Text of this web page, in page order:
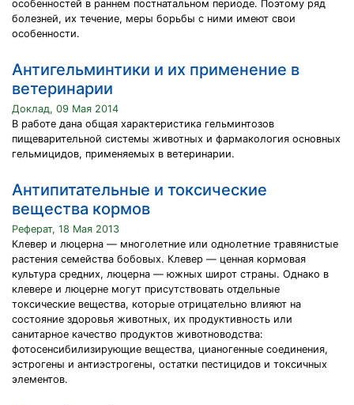
особенностей в раннем постнатальном периоде. Поэтому ряд
болезней, их течение, меры борьбы с ними имеют свои
особенности.
Антигельминтики и их применение в
ветеринарии
Доклад, 09 Мая 2014
В работе дана общая характеристика гельминтозов
пищеварительной системы животных и фармакология основных
гельмицидов, применяемых в ветеринарии.
Антипитательные и токсические
вещества кормов
Реферат, 18 Мая 2013
Клевер и люцерна — многолетние или однолетние травянистые
растения семейства бобовых. Клевер — ценная кормовая
культура средних, люцерна — южных широт страны. Однако в
клевере и люцерне могут присутствовать отдельные
токсические вещества, которые отрицательно влияют на
состояние здоровья животных, их продуктивность или
санитарное качество продуктов животноводства:
фотосенсибилизирующие вещества, цианогенные соединения,
эстрогены и антиэстрогены, остатки пестицидов и токсичных
элементов.